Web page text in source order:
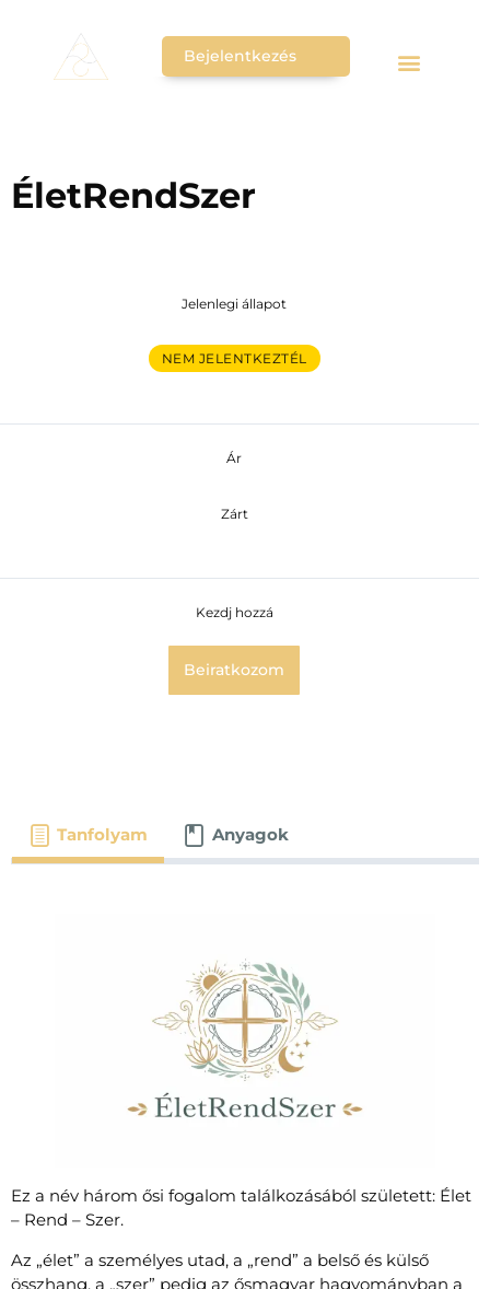
Bejelentkezés
ÉletRendSzer
Jelenlegi állapot
NEM JELENTKEZTÉL
Ár
Zárt
Kezdj hozzá
Beiratkozom
Tanfolyam Anyagok
Ez a név három ősi fogalom találkozásából született: Élet
– Rend – Szer.
Az „élet” a személyes utad, a „rend” a belső és külső
összhang, a „szer” pedig az ősmagyar hagyományban a